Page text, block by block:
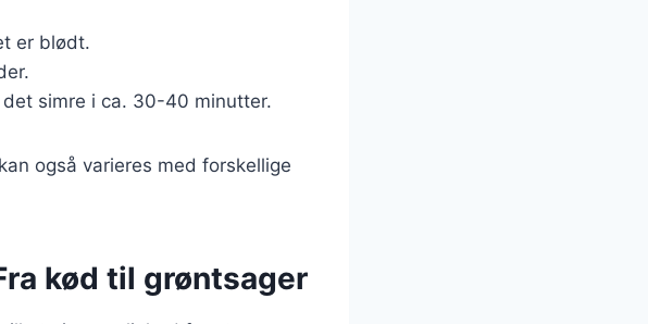
er blødt.
simre i ca. 30-40 minutter.
også varieres med forskellige
kød til grøntsager